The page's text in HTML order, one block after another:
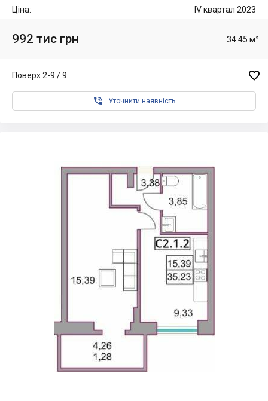
Ціна: IV квартал 2023
992 тис грн 34.45 м²
Поверх 2-9 / 9 
 Уточнити наявність